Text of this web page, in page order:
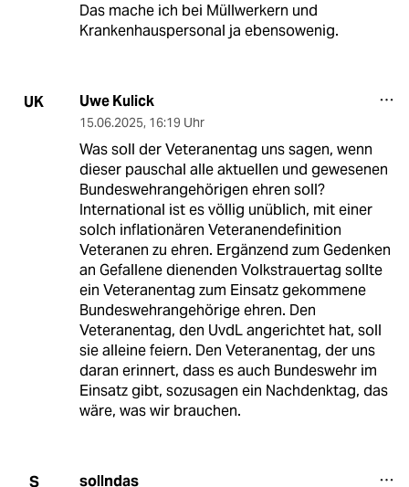
Das mache ich bei Müllwerkern und
Krankenhauspersonal ja ebensowenig.
UK Uwe Kulick
15.06.2025, 16:19 Uhr
Was soll der Veteranentag uns sagen, wenn
dieser pauschal alle aktuellen und gewesenen
Bundeswehrangehörigen ehren soll?
International ist es völlig unüblich, mit einer
solch inflationären Veteranendefinition
Veteranen zu ehren. Ergänzend zum Gedenken
an Gefallene dienenden Volkstrauertag sollte
ein Veteranentag zum Einsatz gekommene
Bundeswehrangehörige ehren. Den
Veteranentag, den UvdL angerichtet hat, soll
sie alleine feiern. Den Veteranentag, der uns
daran erinnert, dass es auch Bundeswehr im
Einsatz gibt, sozusagen ein Nachdenktag, das
wäre, was wir brauchen.
S sollndas